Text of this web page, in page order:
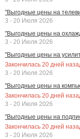
"Выгодные цены на
3 - 20 Июля 2026
"Выгодные цены на
3 - 20 Июля 2026
"Выгодные цены на
Закончилась 20 дней
3 - 20 Июля 2026
"Выгодные цены на
Закончилась 20 дней
3 - 20 Июля 2026
"Выгодные цены на
Закончилась 20 дней
3 - 20 Июля 2026